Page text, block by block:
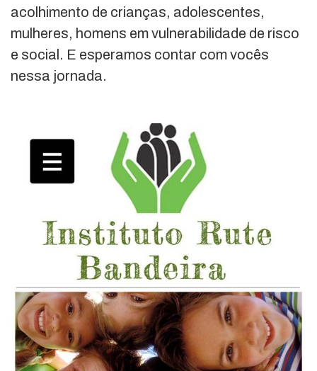
acolhimento de crianças, adolescentes,
mulheres, homens em vulnerabilidade de risco
e social. E esperamos contar com vocês
nessa jornada.